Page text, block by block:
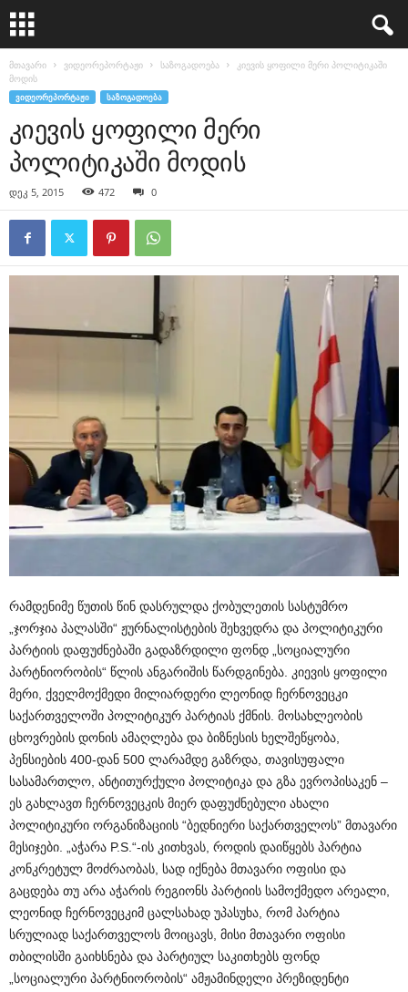
მთავარი ვიდეორეპორტაჟი საზოგადოება
კიევის ყოფილი მერი პოლიტიკაში
მოდის
ᲕᲘᲓᲔᲝᲠᲔᲞᲝᲠᲢᲐᲟᲘ ᲡᲐᲖᲝᲒᲐᲓᲝᲔᲑᲐ
კიევის ყოფილი მერი
პოლიტიკაში მოდის
დეკ 5, 2015 472 0
რამდენიმე წუთის წინ დასრულდა ქობულეთის სასტუმრო
„ჯორჯია პალასში“ ჟურნალისტების შეხვედრა და პოლიტიკური
პარტიის დაფუძნებაში გადაზრდილი ფონდ „სოციალური
პარტნიორობის“ წლის ანგარიშის წარდგინება. კიევის ყოფილი
მერი, ქველმოქმედი მილიარდერი ლეონიდ ჩერნოვეცკი
საქართველოში პოლიტიკურ პარტიას ქმნის. მოსახლეობის
ცხოვრების დონის ამაღლება და ბიზნესის ხელშეწყობა,
პენსიების 400-დან 500 ლარამდე გაზრდა, თავისუფალი
სასამართლო, ანტითურქული პოლიტიკა და გზა ევროპისაკენ –
ეს გახლავთ ჩერნოვეცკის მიერ დაფუძნებული ახალი
პოლიტიკური ორგანიზაციის “ბედნიერი საქართველოს” მთავარი
მესიჯები. „აჭარა P.S.“-ის კითხვას, როდის დაიწყებს პარტია
კონკრეტულ მოძრაობას, სად იქნება მთავარი ოფისი და
გაცდება თუ არა აჭარის რეგიონს პარტიის სამოქმედო არეალი,
ლეონიდ ჩერნოვეცკიმ ცალსახად უპასუხა, რომ პარტია
სრულიად საქართველოს მოიცავს, მისი მთავარი ოფისი
თბილისში გაიხსნება და პარტიულ საკითხებს ფონდ
„სოციალური პარტნიორობის“ ამჟამინდელი პრეზიდენტი